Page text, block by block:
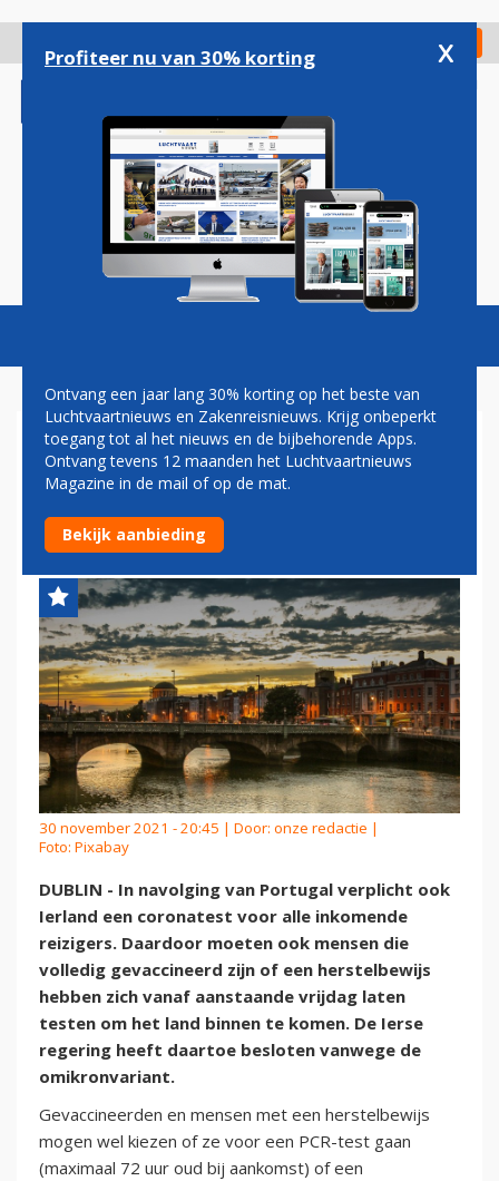
gaan
Check in
Magazine Podcasts Vacatures
IERLAND VERPLICHT
CORONATEST OOK VOOR
GEVACCINEERDE REIZIGERS
30 november 2021 - 20:45 | Door: onze redactie |
Foto: Pixabay
DUBLIN - In navolging van Portugal verplicht ook
Ierland een coronatest voor alle inkomende
reizigers. Daardoor moeten ook mensen die
volledig gevaccineerd zijn of een herstelbewijs
hebben zich vanaf aanstaande vrijdag laten
testen om het land binnen te komen. De Ierse
regering heeft daartoe besloten vanwege de
omikronvariant.
Gevaccineerden en mensen met een herstelbewijs
mogen wel kiezen of ze voor een PCR-test gaan
(maximaal 72 uur oud bij aankomst) of een
Profiteer nu van 30% korting x
Ontvang een jaar lang 30% korting op het beste van
Luchtvaartnieuws en Zakenreisnieuws. Krijg onbeperkt
toegang tot al het nieuws en de bijbehorende Apps.
Ontvang tevens 12 maanden het Luchtvaartnieuws
Magazine in de mail of op de mat.
Bekijk aanbieding